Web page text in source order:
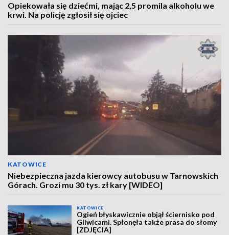
Opiekowała się dziećmi, mając 2,5 promila alkoholu we
krwi. Na policję zgłosił się ojciec
KATOWICE
Niebezpieczna jazda kierowcy autobusu w Tarnowskich
Górach. Grozi mu 30 tys. zł kary [WIDEO]
KATOWICE
Ogień błyskawicznie objął ściernisko pod
Gliwicami. Spłonęła także prasa do słomy
[ZDJĘCIA]